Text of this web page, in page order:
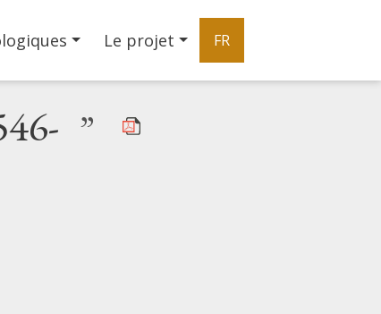
Le projet FR
”